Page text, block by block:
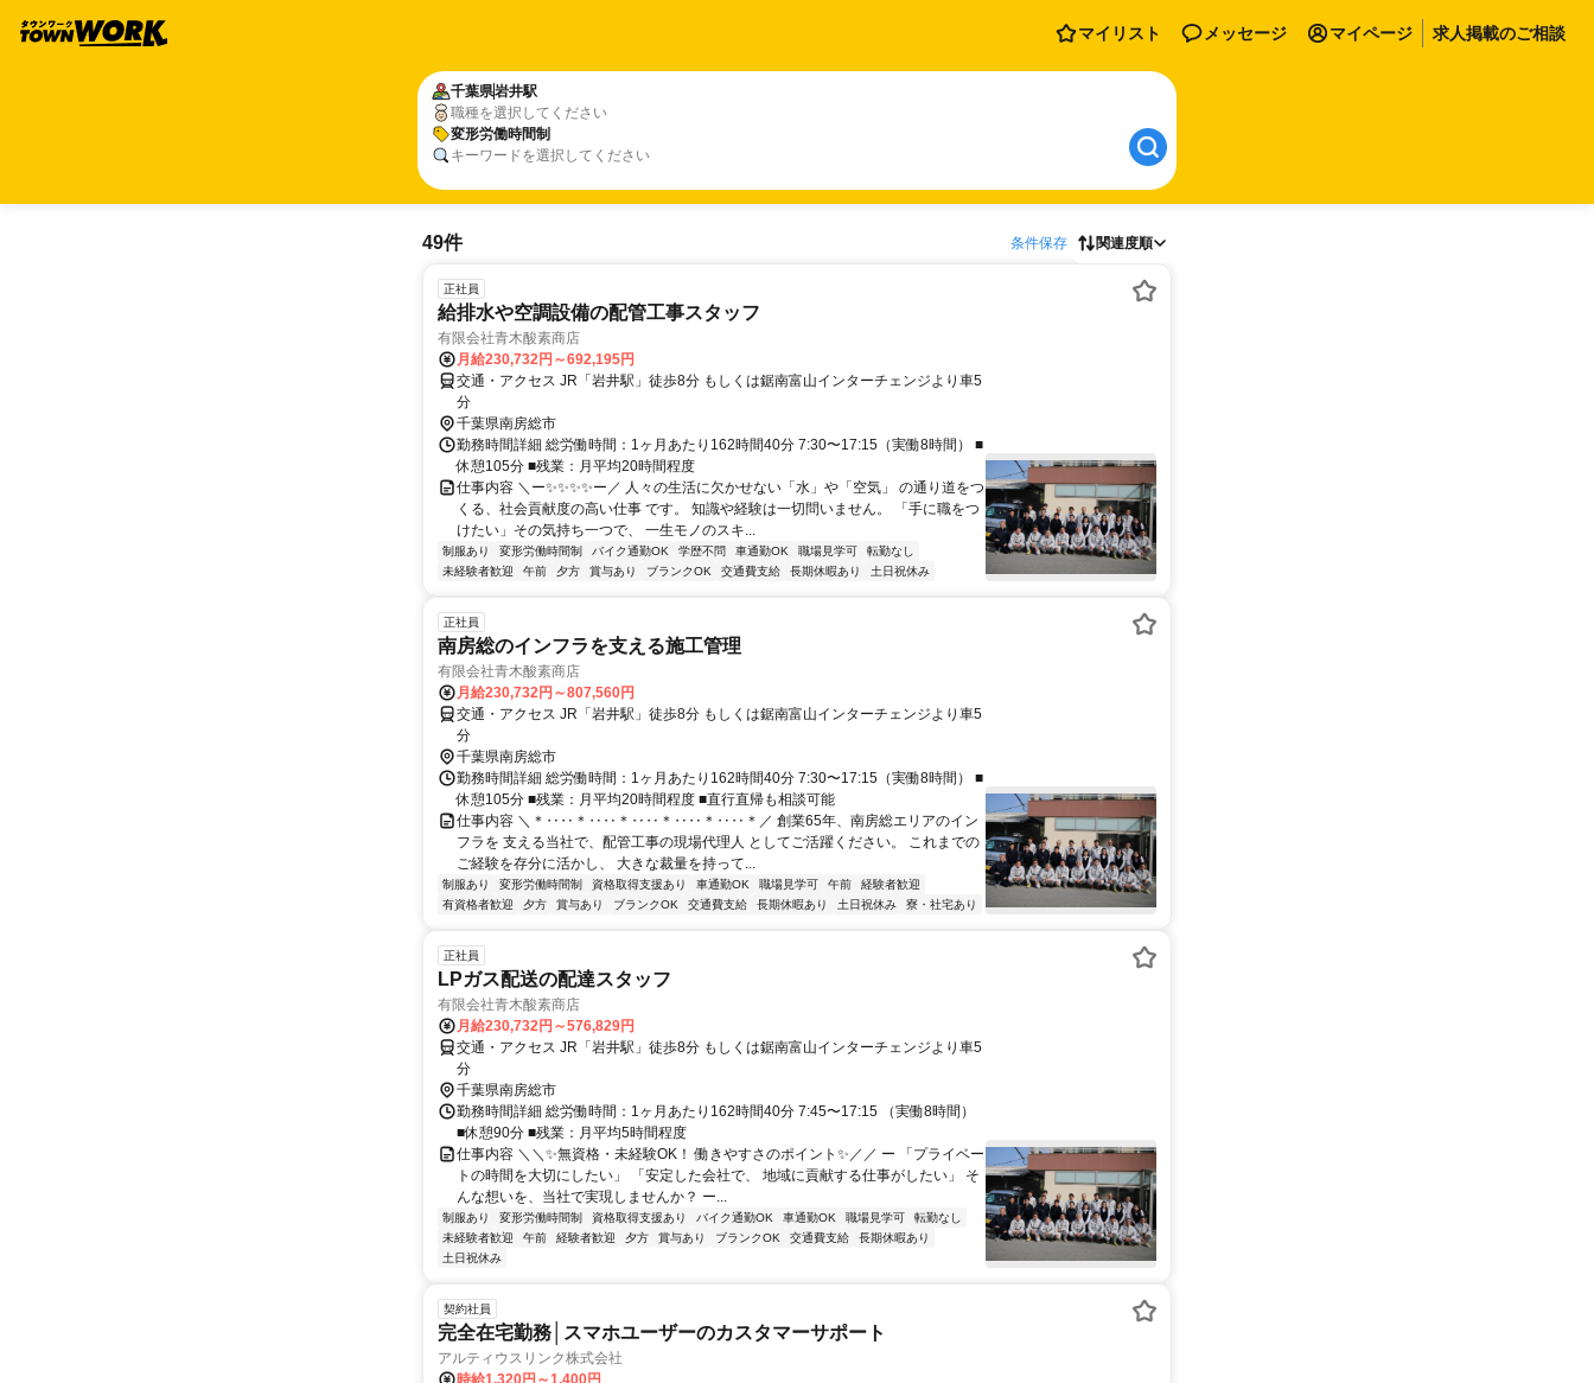
マイリスト メッセージ マイページ 求人掲載のご相談
千葉県岩井駅
職種を選択してください
変形労働時間制
キーワードを選択してください
49件 条件保存 関連度順
正社員
給排水や空調設備の配管工事スタッフ
有限会社青木酸素商店
月給230,732円～692,195円
交通・アクセス JR「岩井駅」徒歩8分 もしくは鋸南富山インターチェンジより車5
分
千葉県南房総市
勤務時間詳細 総労働時間：1ヶ月あたり162時間40分 7:30〜17:15（実働8時間） ■
休憩105分 ■残業：月平均20時間程度
仕事内容 ＼ー✨✨✨✨ー／ 人々の生活に欠かせない「水」や「空気」 の通り道をつ
くる、社会貢献度の高い仕事 です。 知識や経験は一切問いません。 「手に職をつ
けたい」その気持ち一つで、 一生モノのスキ...
制服あり 変形労働時間制 バイク通勤OK 学歴不問 車通勤OK 職場見学可
転勤なし
未経験者歓迎
午前 夕方 賞与あり ブランクOK 交通費支給 長期休暇あり 土日祝休み
正社員
南房総のインフラを支える施工管理
有限会社青木酸素商店
月給230,732円～807,560円
交通・アクセス JR「岩井駅」徒歩8分 もしくは鋸南富山インターチェンジより車5
分
千葉県南房総市
勤務時間詳細 総労働時間：1ヶ月あたり162時間40分 7:30〜17:15（実働8時間） ■
休憩105分 ■残業：月平均20時間程度 ■直行直帰も相談可能
仕事内容 ＼＊‥‥＊‥‥＊‥‥＊‥‥＊‥‥＊／ 創業65年、南房総エリアのイン
フラを 支える当社で、配管工事の現場代理人 としてご活躍ください。 これまでの
ご経験を存分に活かし、 大きな裁量を持って...
制服あり 変形労働時間制 資格取得支援あり 車通勤OK 職場見学可 午前
経験者歓迎
有資格者歓迎
夕方 賞与あり ブランクOK 交通費支給 長期休暇あり 土日祝休み 寮・社宅あり
正社員
LPガス配送の配達スタッフ
有限会社青木酸素商店
月給230,732円～576,829円
交通・アクセス JR「岩井駅」徒歩8分 もしくは鋸南富山インターチェンジより車5
分
千葉県南房総市
勤務時間詳細 総労働時間：1ヶ月あたり162時間40分 7:45〜17:15 （実働8時間）
■休憩90分 ■残業：月平均5時間程度
仕事内容 ＼＼✨無資格・未経験OK！ 働きやすさのポイント✨／／ ー 「プライベー
トの時間を大切にしたい」 「安定した会社で、 地域に貢献する仕事がしたい」 そ
んな想いを、当社で実現しませんか？ ー...
制服あり 変形労働時間制 資格取得支援あり バイク通勤OK 車通勤OK 職場見学可
転勤なし
未経験者歓迎
午前 経験者歓迎 夕方 賞与あり ブランクOK 交通費支給
長期休暇あり
土日祝休み
契約社員
完全在宅勤務│スマホユーザーのカスタマーサポート
アルティウスリンク株式会社
時給1,320円～1,400円